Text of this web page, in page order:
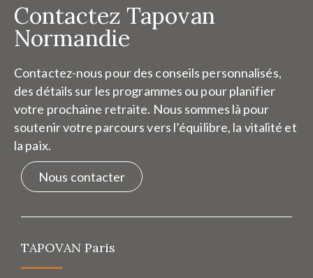
Contactez Tapovan
Normandie
Contactez-nous pour des conseils personnalisés,
des détails sur les programmes ou pour planifier
votre prochaine retraite. Nous sommes là pour
soutenir votre parcours vers l’équilibre, la vitalité et
la paix.
Nous contacter
TAPOVAN Paris